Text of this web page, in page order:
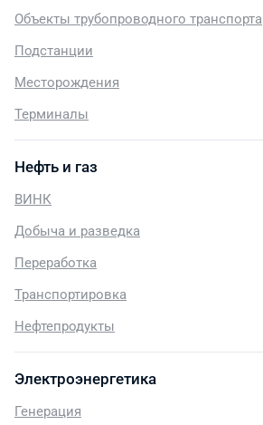
Объекты трубопроводного транспорта
Подстанции
Месторождения
Терминалы
Нефть и газ
ВИНК
Добыча и разведка
Переработка
Транспортировка
Нефтепродукты
Электроэнергетика
Генерация